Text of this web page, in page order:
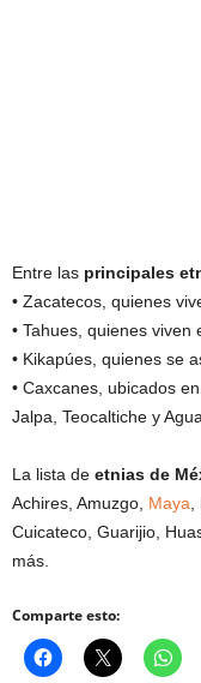
Entre las principales
• Zacatecos, quienes
• Tahues, quienes viven
• Kikapúes, quienes se
• Caxcanes, ubicados
Jalpa, Teocaltiche y
La lista de etnias de
Achires, Amuzgo, Maya,
Cuicateco, Guarijio,
más.
Comparte esto: